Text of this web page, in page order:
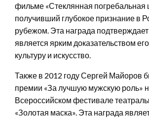
фильме «Стеклянная погребальная
получивший глубокое признание в
рубежом. Эта награда подтверждает
является ярким доказательством
культуру и искусство.
Также в 2012 году Сергей Майоров
премии «За лучшую мужскую роль»
Всероссийском фестивале
«Золотая маска». Эта награда